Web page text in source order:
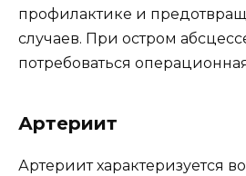
профилактике и
случаев. При остром
потребоваться
Артериит
Артериит характеризуется